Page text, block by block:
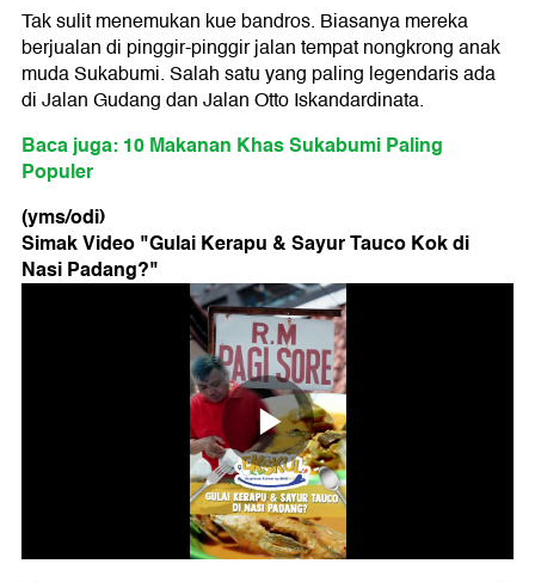
Tak sulit menemukan kue bandros. Biasanya mereka
berjualan di pinggir-pinggir jalan tempat nongkrong anak
muda Sukabumi. Salah satu yang paling legendaris ada
di Jalan Gudang dan Jalan Otto Iskandardinata.
Baca juga: 10 Makanan Khas Sukabumi Paling
Populer
(yms/odi)
Simak Video "Gulai Kerapu & Sayur Tauco Kok di
Nasi Padang?"